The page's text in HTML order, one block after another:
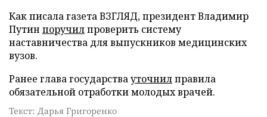
Как писала газета ВЗГЛЯД, президент Владимир
Путин поручилпроверить систему
наставничества для выпускников медицинских
вузов.
Ранее глава государствауточнилправила
обязательной отработки молодых врачей.
Текст: Дарья Григоренко